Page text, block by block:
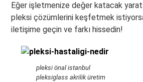
Eğer işletmenize değer katacak
pleksi çözümlerini keşfetmek
iletişime geçin ve farkı hissedin!
pleksi önal istanbul
pleksiglass akrilik üretim